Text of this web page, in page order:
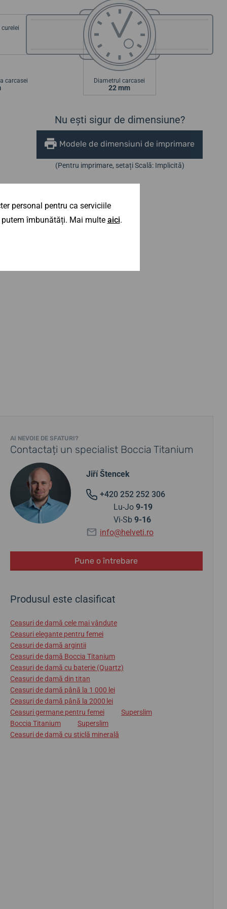
curelei
carcasei Diametrul carcasei
22 mm
Nu ești sigur de dimensiune?
Modele de dimensiuni de imprimare
(Pentru imprimare, setați Scală: Implicită)
AI NEVOIE DE SFATURI?
Contactați un specialist Boccia Titanium
Jiří Štencek
+420 252 252 306
Lu-Jo 9-19
Vi-Sb 9-16
info@helveti.ro
Pune o întrebare
Produsul este clasificat
Ceasuri de damă cele mai vândute
Ceasuri elegante pentru femei
Ceasuri de damă argintii
Ceasuri de damă Boccia Titanium
Ceasuri de damă cu baterie (Quartz)
Ceasuri de damă din titan
Ceasuri de damă până la 1 000 lei
Ceasuri de damă până la 2000 lei
Ceasuri germane pentru femei
Superslim
Boccia Titanium
Superslim
Ceasuri de damă cu sticlă minerală
personal pentru ca serviciile
îmbunătăți. Mai multe aici.